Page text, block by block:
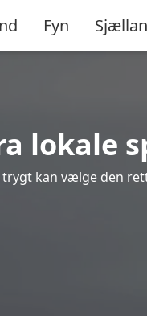
Fyn
lokale
kan vælge den